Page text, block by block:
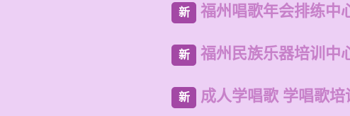
新 福州唱歌年会排练中
新 福州民族乐器培训中
新 成人学唱歌 学唱歌培